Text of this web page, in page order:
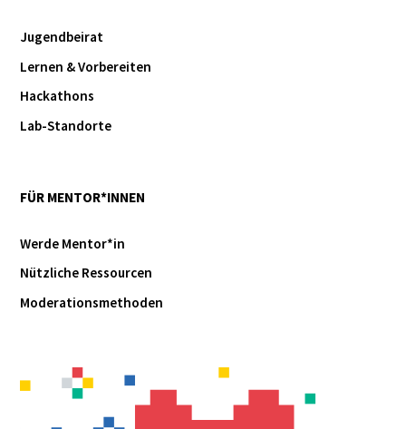
Jugendbeirat
Lernen & Vorbereiten
Hackathons
Lab-Standorte
FÜR MENTOR*INNEN
Werde Mentor*in
Nützliche Ressourcen
Moderationsmethoden